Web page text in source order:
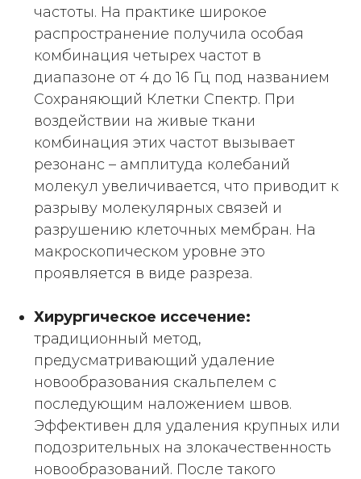
частоты. На практике широкое
распространение получила особая
комбинация четырех частот в
диапазоне от 4 до 16 Гц под названием
Сохраняющий Клетки Спектр. При
воздействии на живые ткани
комбинация этих частот вызывает
резонанс – амплитуда колебаний
молекул увеличивается, что приводит к
разрыву молекулярных связей и
разрушению клеточных мембран. На
макроскопическом уровне это
проявляется в виде разреза.
Хирургическое иссечение:
традиционный метод,
предусматривающий удаление
новообразования скальпелем с
последующим наложением швов.
Эффективен для удаления крупных или
подозрительных на злокачественность
новообразований. После такого